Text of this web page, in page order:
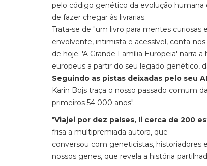
pelo código genético da evolução humana
de fazer chegar às livrarias.
Trata-se de "um livro para mentes
envolvente, intimista e acessível, conta-
de hoje. 'A Grande Família Europeia' narra
europeus a partir do seu legado genético,
Seguindo as pistas deixadas pelo seu
Karin Bojs traça o nosso passado comum
primeiros 54 000 anos".
"Viajei por dez países, li cerca de 200
frisa a multipremiada autora, que
conversou com geneticistas, historiadores
nossos genes, que revela a história